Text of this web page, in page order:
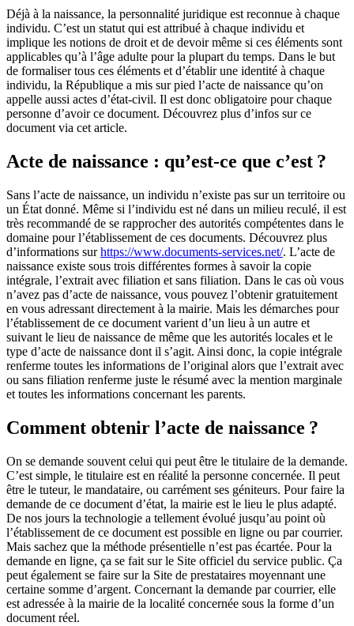
Déjà à la naissance, la personnalité juridique est reconnue à chaque
individu. C’est un statut qui est attribué à chaque individu et
implique les notions de droit et de devoir même si ces éléments sont
applicables qu’à l’âge adulte pour la plupart du temps. Dans le but
de formaliser tous ces éléments et d’établir une identité à chaque
individu, la République a mis sur pied l’acte de naissance qu’on
appelle aussi actes d’état-civil. Il est donc obligatoire pour chaque
personne d’avoir ce document. Découvrez plus d’infos sur ce
document via cet article.
Acte de naissance : qu’est-ce que c’est ?
Sans l’acte de naissance, un individu n’existe pas sur un territoire ou
un État donné. Même si l’individu est né dans un milieu reculé, il est
très recommandé de se rapprocher des autorités compétentes dans le
domaine pour l’établissement de ces documents. Découvrez plus
d’informations surhttps://www.documents-services.net/. L’acte de
naissance existe sous trois différentes formes à savoir la copie
intégrale, l’extrait avec filiation et sans filiation. Dans le cas où vous
n’avez pas d’acte de naissance, vous pouvez l’obtenir gratuitement
en vous adressant directement à la mairie. Mais les démarches pour
l’établissement de ce document varient d’un lieu à un autre et
suivant le lieu de naissance de même que les autorités locales et le
type d’acte de naissance dont il s’agit. Ainsi donc, la copie intégrale
renferme toutes les informations de l’original alors que l’extrait avec
ou sans filiation renferme juste le résumé avec la mention marginale
et toutes les informations concernant les parents.
Comment obtenir l’acte de naissance ?
On se demande souvent celui qui peut être le titulaire de la demande.
C’est simple, le titulaire est en réalité la personne concernée. Il peut
être le tuteur, le mandataire, ou carrément ses géniteurs. Pour faire la
demande de ce document d’état, la mairie est le lieu le plus adapté.
De nos jours la technologie a tellement évolué jusqu’au point où
l’établissement de ce document est possible en ligne ou par courrier.
Mais sachez que la méthode présentielle n’est pas écartée. Pour la
demande en ligne, ça se fait sur le Site officiel du service public. Ça
peut également se faire sur la Site de prestataires moyennant une
certaine somme d’argent. Concernant la demande par courrier, elle
est adressée à la mairie de la localité concernée sous la forme d’un
document réel.